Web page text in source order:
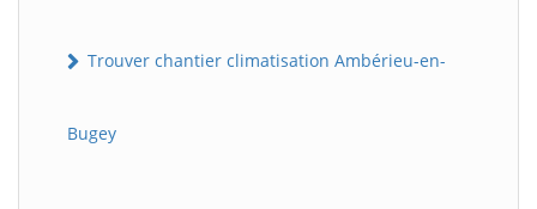
Trouver chantier climatisation Ambérieu-en-
Bugey